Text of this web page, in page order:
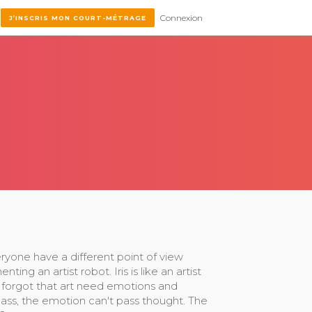
J’INSCRIS MON COURT-MÉTRAGE Connexion
have a different point of view
an artist robot. Iris is like an artist
forgot that art need emotions and
the emotion can't pass thought. The